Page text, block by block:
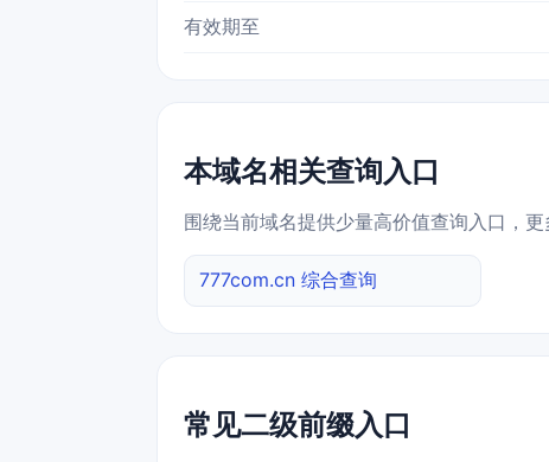
有效期至
本域名相关查询入口
围绕当前域名提供少量高价值查询入口，更
777com.cn 综合查询
常见二级前缀入口